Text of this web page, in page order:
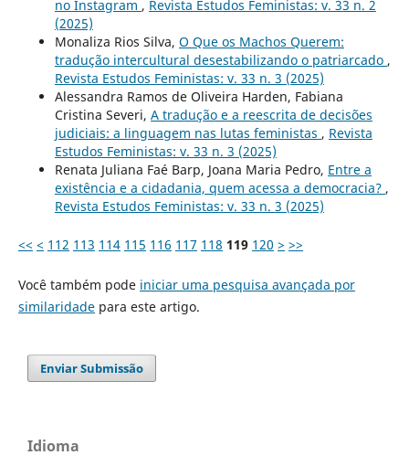
no Instagram , Revista Estudos Feministas: v. 33 n. 2
(2025)
Monaliza Rios Silva, O Que os Machos Querem:
tradução intercultural desestabilizando o patriarcado ,
Revista Estudos Feministas: v. 33 n. 3 (2025)
Alessandra Ramos de Oliveira Harden, Fabiana
Cristina Severi, A tradução e a reescrita de decisões
judiciais: a linguagem nas lutas feministas , Revista
Estudos Feministas: v. 33 n. 3 (2025)
Renata Juliana Faé Barp, Joana Maria Pedro, Entre a
existência e a cidadania, quem acessa a democracia? ,
Revista Estudos Feministas: v. 33 n. 3 (2025)
<< < 112 113 114 115 116 117 118 119 120 > >>
Você também pode iniciar uma pesquisa avançada por
similaridadepara este artigo.
Enviar Submissão
Idioma